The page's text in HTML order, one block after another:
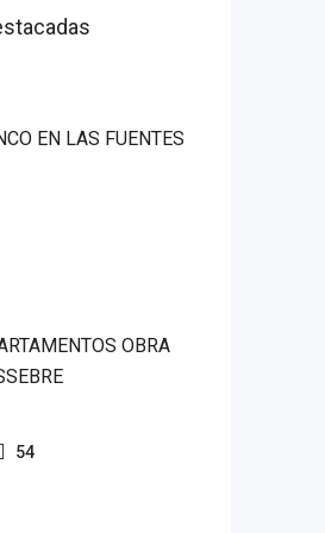
EN LAS FUENTES
OBRA
54